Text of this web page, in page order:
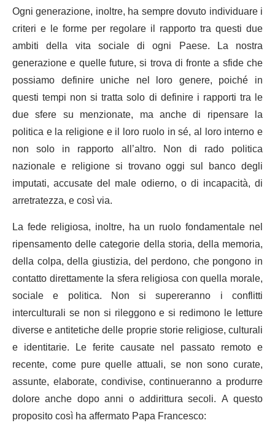
Ogni generazione, inoltre, ha sempre dovuto individuare i
criteri e le forme per regolare il rapporto tra questi due
ambiti della vita sociale di ogni Paese. La nostra
generazione e quelle future, si trova di fronte a sfide che
possiamo definire uniche nel loro genere, poiché in
questi tempi non si tratta solo di definire i rapporti tra le
due sfere su menzionate, ma anche di ripensare la
politica e la religione e il loro ruolo in sé, al loro interno e
non solo in rapporto all’altro. Non di rado politica
nazionale e religione si trovano oggi sul banco degli
imputati, accusate del male odierno, o di incapacità, di
arretratezza, e così via.
La fede religiosa, inoltre, ha un ruolo fondamentale nel
ripensamento delle categorie della storia, della memoria,
della colpa, della giustizia, del perdono, che pongono in
contatto direttamente la sfera religiosa con quella morale,
sociale e politica. Non si supereranno i conflitti
interculturali se non si rileggono e si redimono le letture
diverse e antitetiche delle proprie storie religiose, culturali
e identitarie. Le ferite causate nel passato remoto e
recente, come pure quelle attuali, se non sono curate,
assunte, elaborate, condivise, continueranno a produrre
dolore anche dopo anni o addirittura secoli. A questo
proposito così ha affermato Papa Francesco: